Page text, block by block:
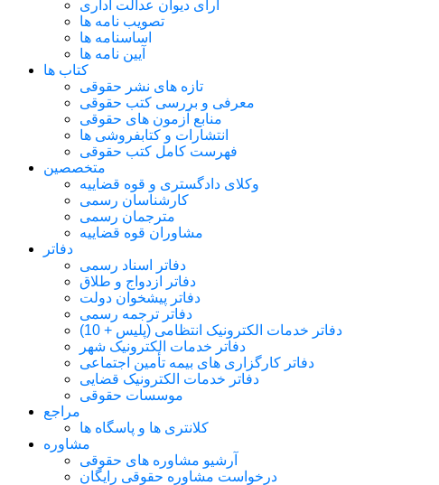
آرای دیوان عدالت اداری
تصویب نامه ها
اساسنامه ها
آیین نامه ها
کتاب ها
تازه های نشر حقوقی
معرفی و بررسی کتب حقوقی
منابع آزمون های حقوقی
انتشارات و کتابفروشی ها
فهرست کامل کتب حقوقی
متخصصین
وکلای دادگستری و قوه قضاییه
کارشناسان رسمی
مترجمان رسمی
مشاوران قوه قضاییه
دفاتر
دفاتر اسناد رسمی
دفاتر ازدواج و طلاق
دفاتر پیشخوان دولت
دفاتر ترجمه رسمی
دفاتر خدمات الکترونیک انتظامی (پلیس + 10)
دفاتر خدمات الکترونیک شهر
دفاتر کارگزاری های بیمه تأمین اجتماعی
دفاتر خدمات الکترونیک قضایی
موسسات حقوقی
مراجع
کلانتری ها و پاسگاه ها
مشاوره
آرشیو مشاوره های حقوقی
درخواست مشاوره حقوقی رایگان